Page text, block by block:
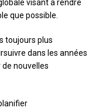
visant à rendre
que possible.
toujours plus
dans les années
de nouvelles